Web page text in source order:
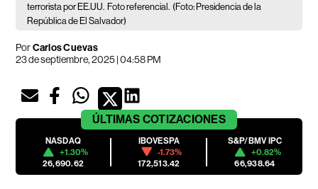
terrorista por EE.UU. Foto referencial. (Foto: Presidencia de la
República de El Salvador)
PorCarlos Cuevas
23 de septiembre, 2025 | 04:58 PM
ÚLTIMAS COTIZACIONES
NASDAQ
+1.30%
26,690.62
IBOVESPA
-1.73%
172,513.42
S&P/BMV IPC
+0.82%
66,938.64